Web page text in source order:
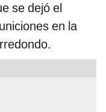
se dejó el
en la